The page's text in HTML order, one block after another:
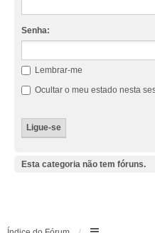
Senha:
Lembrar-me
Ocultar o meu estado nesta
Esta categoria não tem fóruns.